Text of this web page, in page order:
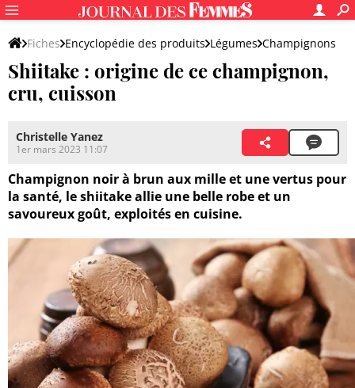
Fiches Encyclopédie des produits Légumes Champignons
Shiitake : origine de ce champignon,
cru, cuisson
Christelle Yanez
1er mars 2023 11:07
Champignon noir à brun aux mille et une vertus pour
la santé, le shiitake allie une belle robe et un
savoureux goût, exploités en cuisine.